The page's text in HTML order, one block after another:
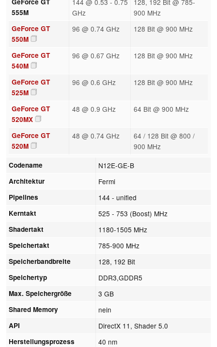
555M
GHz
900 MHz
GeForce GT
550M
96 @ 0.74 GHz 128 Bit @ 900 MHz
GeForce GT
540M
96 @ 0.67 GHz 128 Bit @ 900 MHz
GeForce GT
525M
96 @ 0.6 GHz 128 Bit @ 900 MHz
GeForce GT
520MX
48 @ 0.9 GHz 64 Bit @ 900 MHz
GeForce GT
520M
48 @ 0.74 GHz
64 / 128 Bit @ 800 /
900 MHz
Codename N12E-GE-B
Architektur Fermi
Pipelines 144 - unified
Kerntakt 525 - 753 (Boost) MHz
Shadertakt 1180-1505 MHz
Speichertakt 785-900 MHz
Speicherbandbreite 128, 192 Bit
Speichertyp DDR3,GDDR5
Max. Speichergröße 3 GB
Shared Memory nein
API DirectX 11, Shader 5.0
Herstellungsprozess 40 nm